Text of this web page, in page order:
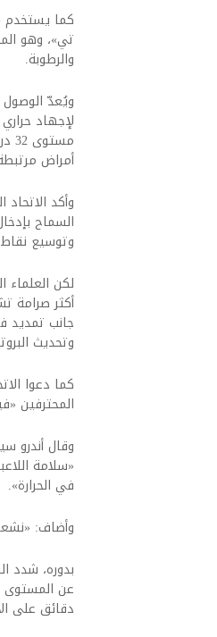
كما يستخدم
تي»، وهو
والرطوبة.
لإجهاد
أمراض
وأكد
السماح
وتوسيع نقاط
لكن العلماء
وتحديث
كما دعوا
المحترفين
وقال أندرو
«سلامة
في الحرارة».
وأضاف:
بدوره، شدد
دقائق على